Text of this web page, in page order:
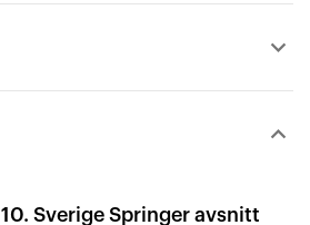
keyboard_arrow_up
keyboard_arrow_down
10. Sverige Springer avsnitt